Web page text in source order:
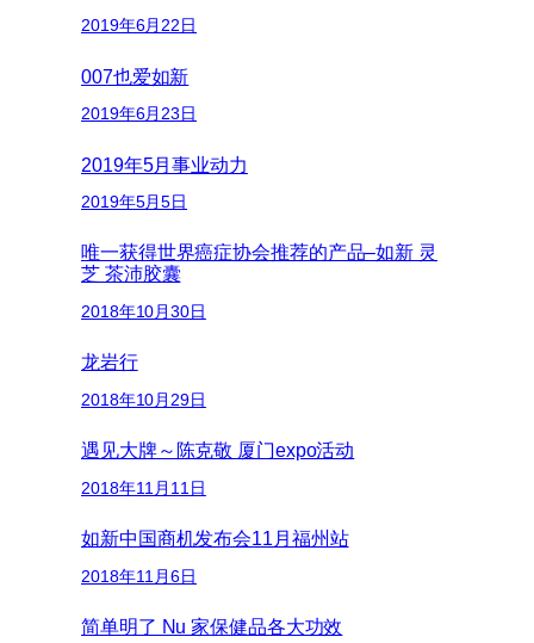
2019年6月22日
007也爱如新
2019年6月23日
2019年5月事业动力
2019年5月5日
唯一获得世界癌症协会推荐的产品–如新 灵
芝 茶沛胶囊
2018年10月30日
龙岩行
2018年10月29日
遇见大牌～陈克敬 厦门expo活动
2018年11月11日
如新中国商机发布会11月福州站
2018年11月6日
简单明了 Nu 家保健品各大功效